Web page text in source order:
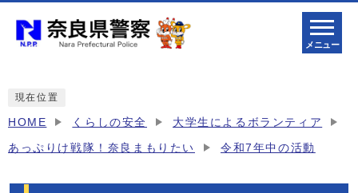
メニュー
現在位置
HOME くらしの安全 大学生によるボランティア
あっぷりけ戦隊！奈良まもりたい 令和7年中の活動